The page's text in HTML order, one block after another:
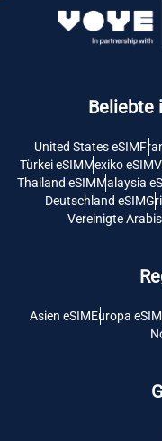
Beliebte
United States eSIM
Türkei eSIMMexiko eSIM
Thailand eSIMMalaysia
Deutschland eSIM
Vereinigte
Asien eSIMEuropa eSIM